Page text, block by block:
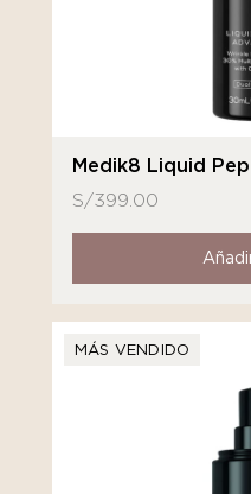
Medik8 Liquid
S/399.00
MÁS VENDIDO